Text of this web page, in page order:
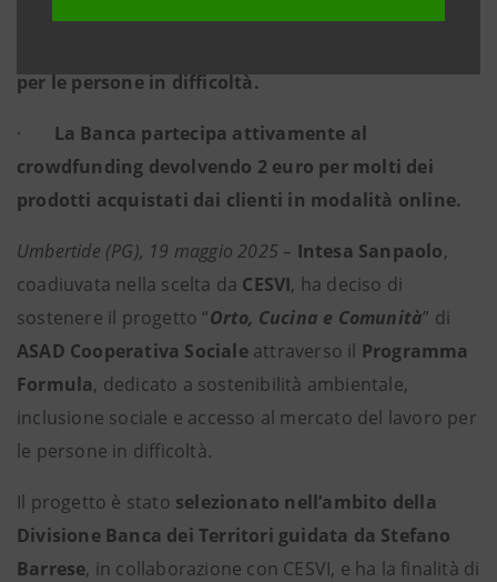
Formula dedicato a sostenibilità ambientale,
per le persone in difficoltà.
· La Banca partecipa attivamente al
crowdfunding devolvendo 2 euro per molti dei
prodotti acquistati dai clienti in modalità online.
Umbertide (PG), 19 maggio 2025 – Intesa Sanpaolo,
coadiuvata nella scelta da CESVI, ha deciso di
sostenere il progetto “Orto, Cucina e Comunità” di
ASAD Cooperativa Sociale attraverso il Programma
Formula, dedicato a sostenibilità ambientale,
inclusione sociale e accesso al mercato del lavoro per
le persone in difficoltà.
Il progetto è stato selezionato nell’ambito della
Divisione Banca dei Territori guidata da Stefano
Barrese, in collaborazione con CESVI, e ha la finalità di